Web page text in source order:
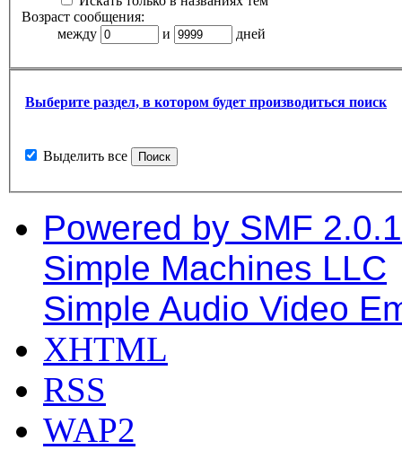
Возраст сообщения:
между
и дней
Выберите раздел, в котором будет производиться поиск
Выделить все
Powered by SMF
Simple Machines LLC
Simple Audio Video
XHTML
RSS
WAP2